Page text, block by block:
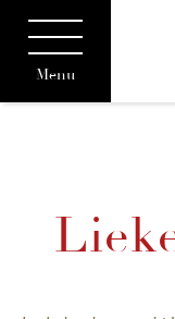
Menu